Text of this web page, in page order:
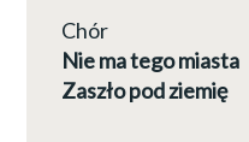
Chór
Nie ma tego miasta
Zaszło pod ziemię